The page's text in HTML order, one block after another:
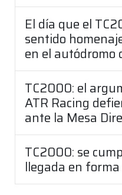
El día que el
sentido
en el autódromo
TC2000: el
ATR Racing
ante la Mesa
TC2000: se
llegada en